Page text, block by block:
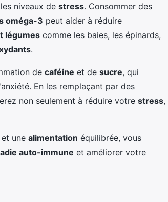
niveaux de stress. Consommer des
oméga-3 peut aider à réduire
légumes comme les baies, les épinards,
.
de caféine et de sucre, qui
En les remplaçant par des
non seulement à réduire votre stress,
et une alimentation équilibrée, vous
auto-immune et améliorer votre